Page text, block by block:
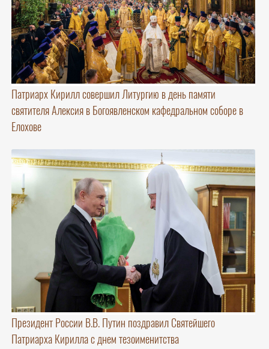
Патриарх Кирилл совершил Литургию в день памяти
святителя Алексия в Богоявленском кафедральном соборе в
Елохове
Президент России В.В. Путин поздравил Святейшего
Патриарха Кирилла с днем тезоименитства